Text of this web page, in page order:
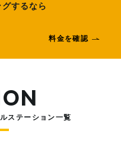
するなら
料金を確認
ステーション一覧